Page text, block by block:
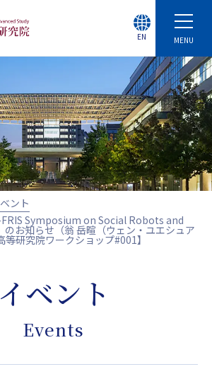
MENU
EN
ント
Symposium on Social Robots and
お知らせ（翁 岳暄（ウェン・ユエシュア
等研究院ワークショップ#001】
イベント
Events